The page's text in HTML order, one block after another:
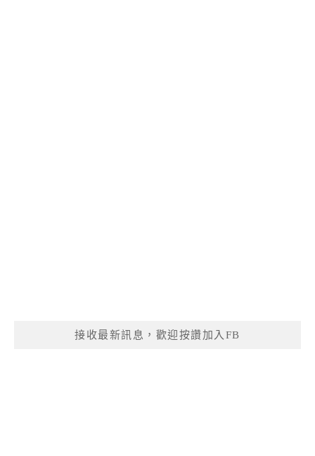
接收最新訊息，歡迎按讚加入FB